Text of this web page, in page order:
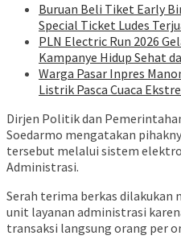
Buruan Beli Tiket Early
Special Ticket Ludes
PLN Electric Run 2026
Kampanye Hidup Sehat
Warga Pasar Inpres
Listrik Pasca Cuaca
Dirjen Politik dan
Soedarmo mengatakan
tersebut melalui sistem
Administrasi.
Serah terima berkas
unit layanan administrasi
transaksi langsung orang per